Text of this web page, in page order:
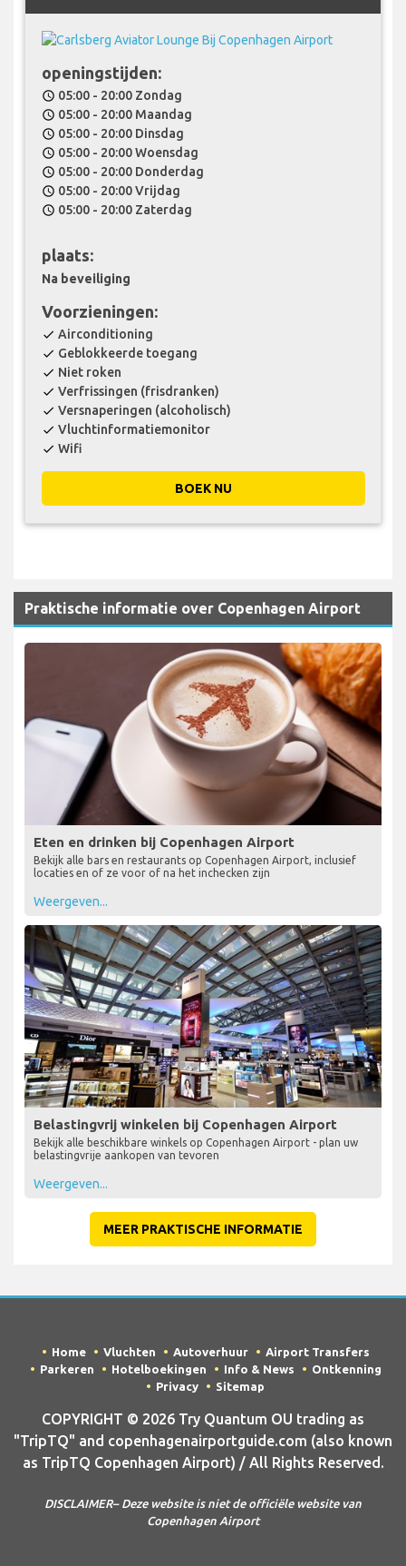
openingstijden:
schedule 05:00 - 20:00 Zondag
schedule 05:00 - 20:00 Maandag
schedule 05:00 - 20:00 Dinsdag
schedule 05:00 - 20:00 Woensdag
schedule 05:00 - 20:00 Donderdag
schedule 05:00 - 20:00 Vrijdag
schedule 05:00 - 20:00 Zaterdag
plaats:
Na beveiliging
Voorzieningen:
check Airconditioning
check Geblokkeerde toegang
check Niet roken
check Verfrissingen (frisdranken)
check Versnaperingen (alcoholisch)
check Vluchtinformatiemonitor
check Wifi
BOEK NU
Praktische informatie over Copenhagen Airport
Eten en drinken bij Copenhagen Airport
Bekijk alle bars en restaurants op Copenhagen Airport, inclusief
locaties en of ze voor of na het inchecken zijn
Weergeven...
Belastingvrij winkelen bij Copenhagen Airport
Bekijk alle beschikbare winkels op Copenhagen Airport - plan uw
belastingvrije aankopen van tevoren
Weergeven...
MEER PRAKTISCHE INFORMATIE
Home Vluchten Autoverhuur
Airport Transfers
Parkeren
Hotelboekingen Info & News
Ontkenning
Privacy
Sitemap
COPYRIGHT © 2026 Try Quantum OU trading as
"TripTQ" and copenhagenairportguide.com (also known
as TripTQ Copenhagen Airport) / All Rights Reserved.
DISCLAIMER– Deze website is niet de officiële website van
Copenhagen Airport